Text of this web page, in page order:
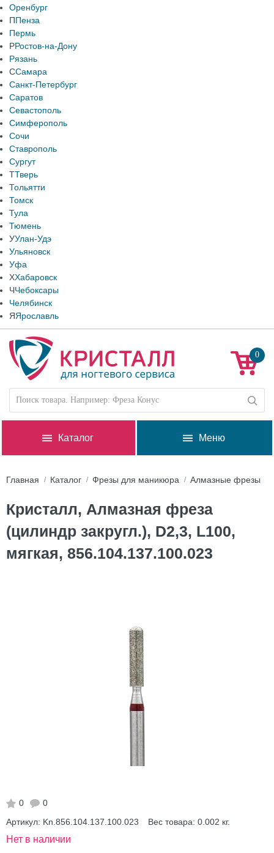
Оренбург
ППенза
Пермь
РРостов-на-Дону
Рязань
ССамара
Санкт-Петербург
Саратов
Севастополь
Симферополь
Сочи
Ставрополь
Сургут
ТТверь
Тольятти
Томск
Тула
Тюмень
УУлан-Удэ
Ульяновск
Уфа
ХХабаровск
ЧЧебоксары
Челябинск
ЯЯрославль
0
Каталог Меню
Главная Каталог Фрезы для маникюра Алмазные фрезы
Кристалл, Алмазная фреза
(цилиндр закругл.), D2,3, L100,
мягкая, 856.104.137.100.023
0
0
Артикул: Kn.856.104.137.100.023 Вес товара: 0.002 кг.
Нет в наличии